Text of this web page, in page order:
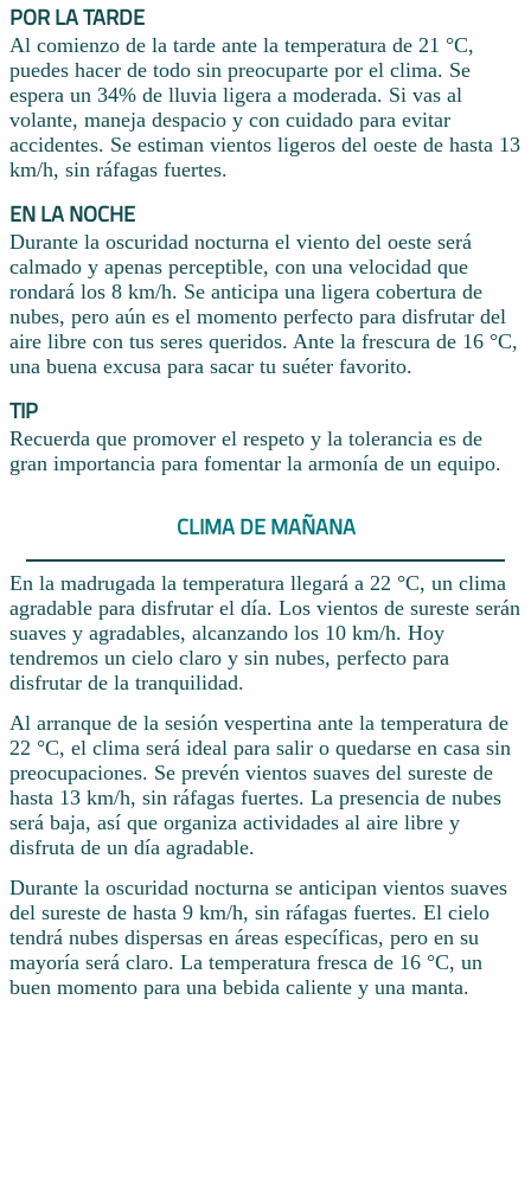
POR LA TARDE
Al comienzo de la tarde ante la temperatura de 21 °C,
puedes hacer de todo sin preocuparte por el clima. Se
espera un 34% de lluvia ligera a moderada. Si vas al
volante, maneja despacio y con cuidado para evitar
accidentes. Se estiman vientos ligeros del oeste de hasta 13
km/h, sin ráfagas fuertes.
EN LA NOCHE
Durante la oscuridad nocturna el viento del oeste será
calmado y apenas perceptible, con una velocidad que
rondará los 8 km/h. Se anticipa una ligera cobertura de
nubes, pero aún es el momento perfecto para disfrutar del
aire libre con tus seres queridos. Ante la frescura de 16 °C,
una buena excusa para sacar tu suéter favorito.
TIP
Recuerda que promover el respeto y la tolerancia es de
gran importancia para fomentar la armonía de un equipo.
CLIMA DE MAÑANA
En la madrugada la temperatura llegará a 22 °C, un clima
agradable para disfrutar el día. Los vientos de sureste serán
suaves y agradables, alcanzando los 10 km/h. Hoy
tendremos un cielo claro y sin nubes, perfecto para
disfrutar de la tranquilidad.
Al arranque de la sesión vespertina ante la temperatura de
22 °C, el clima será ideal para salir o quedarse en casa sin
preocupaciones. Se prevén vientos suaves del sureste de
hasta 13 km/h, sin ráfagas fuertes. La presencia de nubes
será baja, así que organiza actividades al aire libre y
disfruta de un día agradable.
Durante la oscuridad nocturna se anticipan vientos suaves
del sureste de hasta 9 km/h, sin ráfagas fuertes. El cielo
tendrá nubes dispersas en áreas específicas, pero en su
mayoría será claro. La temperatura fresca de 16 °C, un
buen momento para una bebida caliente y una manta.